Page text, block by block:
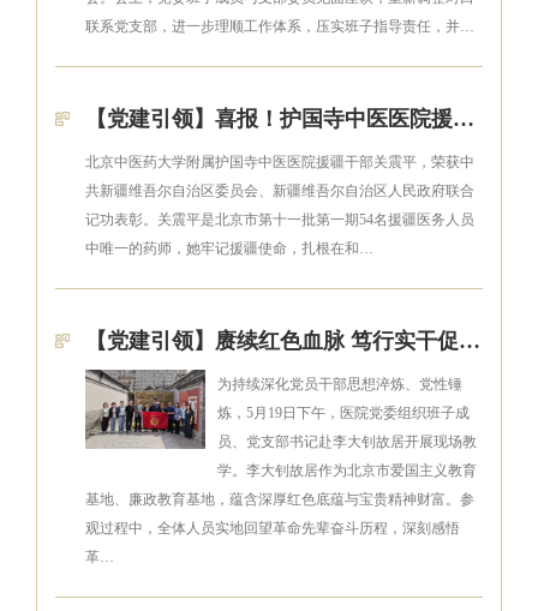
联系党支部，进一步理顺工作体系，压实班子指导责任，并…
【党建引领】喜报！护国寺中医医院援疆干部关震平荣获记功表彰！
北京中医药大学附属护国寺中医医院援疆干部关震平，荣获中
共新疆维吾尔自治区委员会、新疆维吾尔自治区人民政府联合
记功表彰。关震平是北京市第十一批第一期54名援疆医务人员
中唯一的药师，她牢记援疆使命，扎根在和…
【党建引领】赓续红色血脉 笃行实干促发展——我院党委组织开展李大钊故居现场教学
为持续深化党员干部思想淬炼、党性锤
炼，5月19日下午，医院党委组织班子成
员、党支部书记赴李大钊故居开展现场教
学。李大钊故居作为北京市爱国主义教育
基地、廉政教育基地，蕴含深厚红色底蕴与宝贵精神财富。参
观过程中，全体人员实地回望革命先辈奋斗历程，深刻感悟
革…